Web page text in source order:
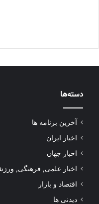
دسته‌ها
آخرین برنامه ها
اخبار ایران
اخبار جهان
اخبار علمی, فرهنگی,
اقتصاد و بازار
دیدنی ها